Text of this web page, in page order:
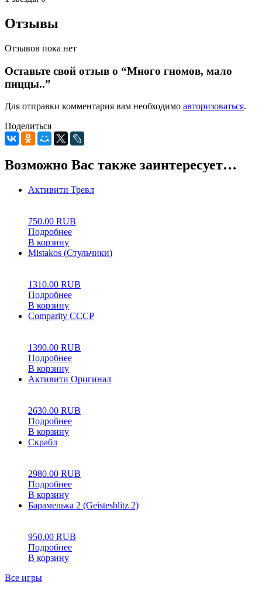
Отзывы
Отзывов пока нет
Оставьте свой отзыв о “Много гномов, мало
пиццы..”
Для отправки комментария вам необходимо авторизоваться.
Поделиться
Возможно Вас также заинтересует…
Активити Тревл
750.00 RUB
Подробнее
В корзину
Mistakos (Стульчики)
1310.00 RUB
Подробнее
В корзину
Comparity СССР
1390.00 RUB
Подробнее
В корзину
Активити Оригинал
2630.00 RUB
Подробнее
В корзину
Скрабл
2980.00 RUB
Подробнее
В корзину
Барамелька 2 (Geistesblitz 2)
950.00 RUB
Подробнее
В корзину
Все игры